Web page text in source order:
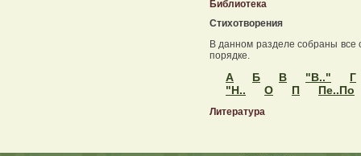
Библиотека
Стихотворения
В данном разделе собраны все
порядке.
А Б В "В.."
Г
"Н..
О П Пе..По
Литература